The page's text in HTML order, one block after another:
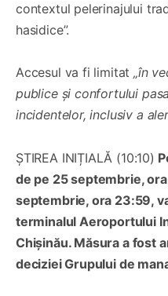
contextul pelerinajului
hasidice”.
Accesul va fi limitat„în
publice și confortului
incidentelor, inclusiv a
ȘTIREA INIȚIALĂ (10:10)
de pe 25 septembrie,
septembrie, ora 23:59,
terminalul Aeroportului
Chișinău. Măsura a fost
deciziei Grupului de